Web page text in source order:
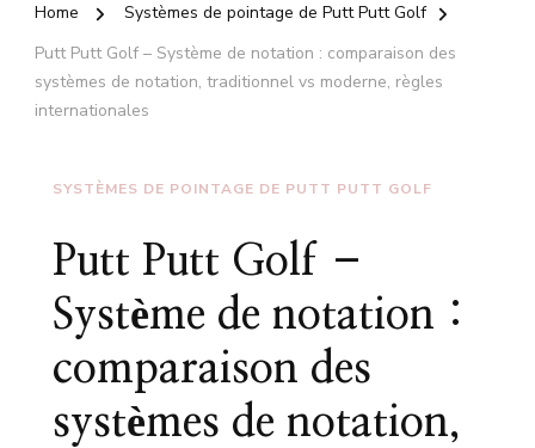
Home
Systèmes de pointage de Putt Putt Golf
Putt Putt Golf – Système de notation : comparaison des
systèmes de notation, traditionnel vs moderne, règles
internationales
SYSTÈMES DE POINTAGE DE PUTT PUTT GOLF
Putt Putt Golf –
Système de notation :
comparaison des
systèmes de notation,